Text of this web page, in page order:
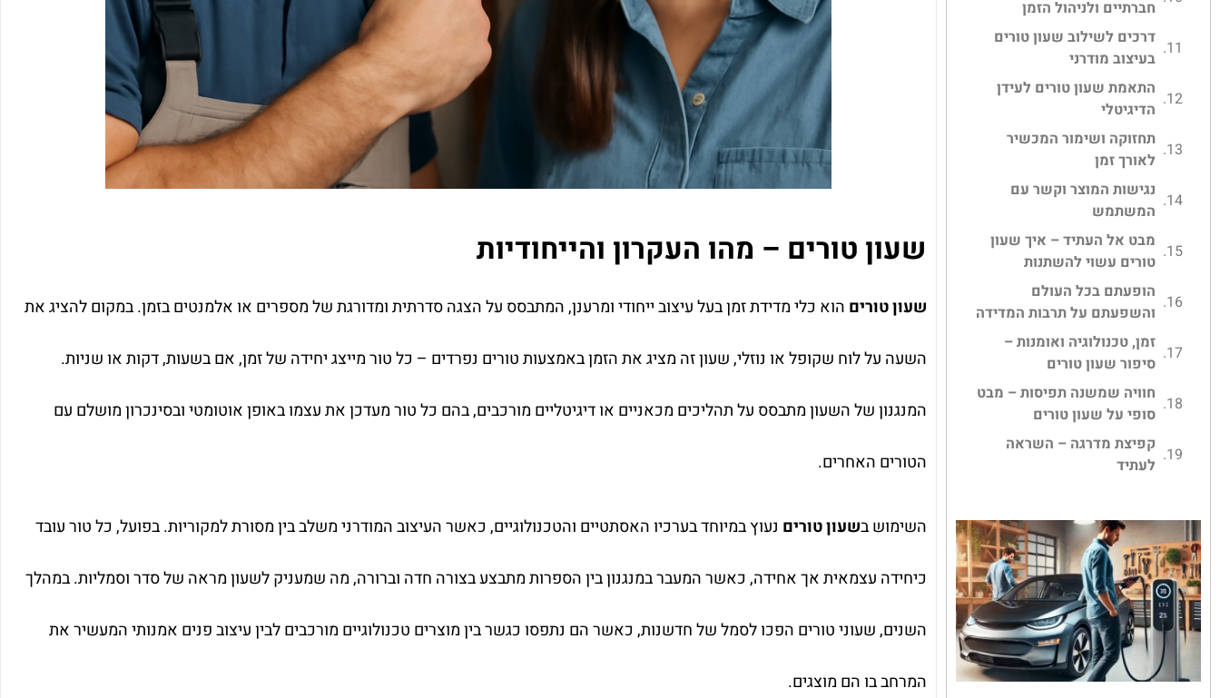
חברתיים ולניהול הזמן
דרכים לשילוב שעון טורים
בעיצוב מודרני
התאמת שעון טורים לעידן
הדיגיטלי
תחזוקה ושימור המכשיר
לאורך זמן
נגישות המוצר וקשר עם
המשתמש
מבט אל העתיד – איך שעון
טורים עשוי להשתנות
הופעתם בכל העולם
והשפעתם על תרבות המדידה
זמן, טכנולוגיה ואומנות –
סיפור שעון טורים
חוויה שמשנה תפיסות – מבט
סופי על שעון טורים
קפיצת מדרגה – השראה
לעתיד
שעון טורים – מהו העקרון והייחודיות
שעון טורים הוא כלי מדידת זמן בעל עיצוב ייחודי ומרענן, המתבסס על הצגה סדרתית ומדורגת של מספרים או אלמנטים בזמן. במקום להציג את
השעה על לוח שקופל או נוזלי, שעון זה מציג את הזמן באמצעות טורים נפרדים – כל טור מייצג יחידה של זמן, אם בשעות, דקות או שניות.
המנגנון של השעון מתבסס על תהליכים מכאניים או דיגיטליים מורכבים, בהם כל טור מעדכן את עצמו באופן אוטומטי ובסינכרון מושלם עם
הטורים האחרים.
השימוש בשעון טורים נעוץ במיוחד בערכיו האסתטיים והטכנולוגיים, כאשר העיצוב המודרני משלב בין מסורת למקוריות. בפועל, כל טור עובד
כיחידה עצמאית אך אחידה, כאשר המעבר במנגנון בין הספרות מתבצע בצורה חדה וברורה, מה שמעניק לשעון מראה של סדר וסמליות. במהלך
השנים, שעוני טורים הפכו לסמל של חדשנות, כאשר הם נתפסו כגשר בין מוצרים טכנולוגיים מורכבים לבין עיצוב פנים אמנותי המעשיר את
המרחב בו הם מוצגים.